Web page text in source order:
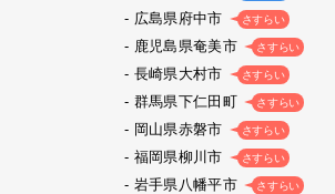
広島県府中市 さすらい
鹿児島県奄美市 さすらい
長崎県大村市 さすらい
群馬県下仁田町 さすらい
岡山県赤磐市 さすらい
福岡県柳川市 さすらい
岩手県八幡平市 さすらい